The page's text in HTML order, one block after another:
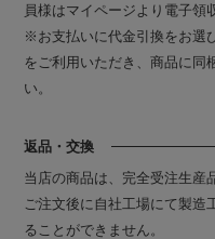
員様はマイページより電子領
※お支払いに代金引換をお選
をご利用いただき、商品に同
い。
返品・交換
当店の商品は、完全受注生産
ご注文後に自社工場にて製造
ることができません。